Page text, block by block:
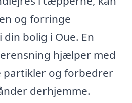
og forringe
bolig i Oue. En
hjælper med
partikler og forbedrer
derhjemme.